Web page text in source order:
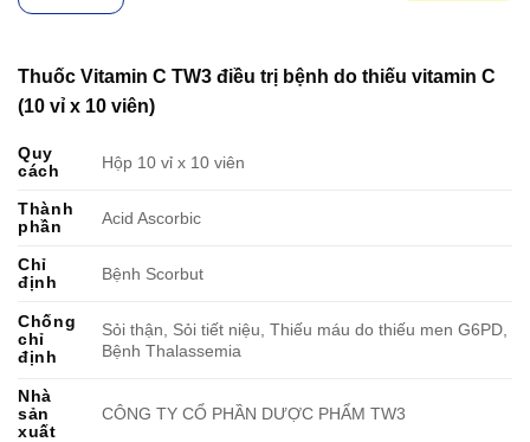
Thuốc Vitamin C TW3 điều trị bệnh do thiếu vitamin C
(10 vỉ x 10 viên)
Quy
cách
Hộp 10 vỉ x 10 viên
Thành
phần
Acid Ascorbic
Chỉ
định
Bệnh Scorbut
Chống
chỉ
định
Sỏi thận, Sỏi tiết niệu, Thiếu máu do thiếu men G6PD,
Bệnh Thalassemia
Nhà
sản
xuất
CÔNG TY CỔ PHẦN DƯỢC PHẨM TW3